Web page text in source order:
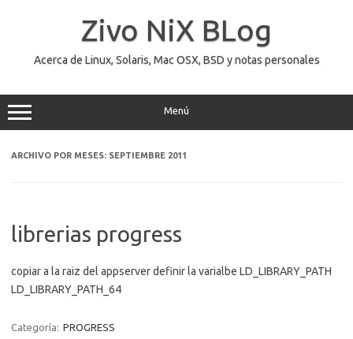
Zivo NiX BLog
Acerca de Linux, Solaris, Mac OSX, BSD y notas personales
Menú
ARCHIVO POR MESES: SEPTIEMBRE 2011
librerias progress
copiar a la raiz del appserver definir la varialbe LD_LIBRARY_PATH
LD_LIBRARY_PATH_64
Categoría: PROGRESS